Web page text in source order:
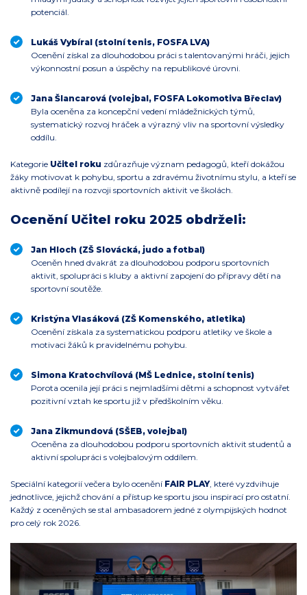
potenciál.
Lukáš Vybíral (stolní tenis, FOSFA LVA)
Ocenění získal za dlouhodobou práci s talentovanými hráči, jejich
výkonnostní posun a úspěchy na republikové úrovni.
Jana Šlancarová (volejbal, FOSFA Lokomotiva Břeclav)
Byla oceněna za koncepční vedení mládežnických týmů,
systematický rozvoj hráček a výrazný vliv na sportovní výsledky
oddílu.
Kategorie Učitel roku zdůrazňuje význam pedagogů, kteří dokážou
žáky motivovat k pohybu, sportu a zdravému životnímu stylu, a kteří se
aktivně podílejí na rozvoji sportovních aktivit ve školách.
Ocenění Učitel roku 2025 obdrželi:
Jan Hloch (ZŠ Slovácká, judo a fotbal)
Oceněn hned dvakrát za dlouhodobou podporu sportovních
aktivit, spolupráci s kluby a aktivní zapojení do přípravy dětí na
sportovní soutěže.
Kristýna Vlasáková (ZŠ Komenského, atletika)
Ocenění získala za systematickou podporu atletiky ve škole a
motivaci žáků k pravidelnému pohybu.
Simona Kratochvílová (MŠ Lednice, stolní tenis)
Porota ocenila její práci s nejmladšími dětmi a schopnost vytvářet
pozitivní vztah ke sportu již v předškolním věku.
Jana Zikmundová (SŠEB, volejbal)
Oceněna za dlouhodobou podporu sportovních aktivit studentů a
aktivní spolupráci s volejbalovým oddílem.
Speciální kategorií večera bylo ocenění FAIR PLAY, které vyzdvihuje
jednotlivce, jejichž chování a přístup ke sportu jsou inspirací pro ostatní.
Každý z oceněných se stal ambasadorem jedné z olympijských hodnot
pro celý rok 2026.